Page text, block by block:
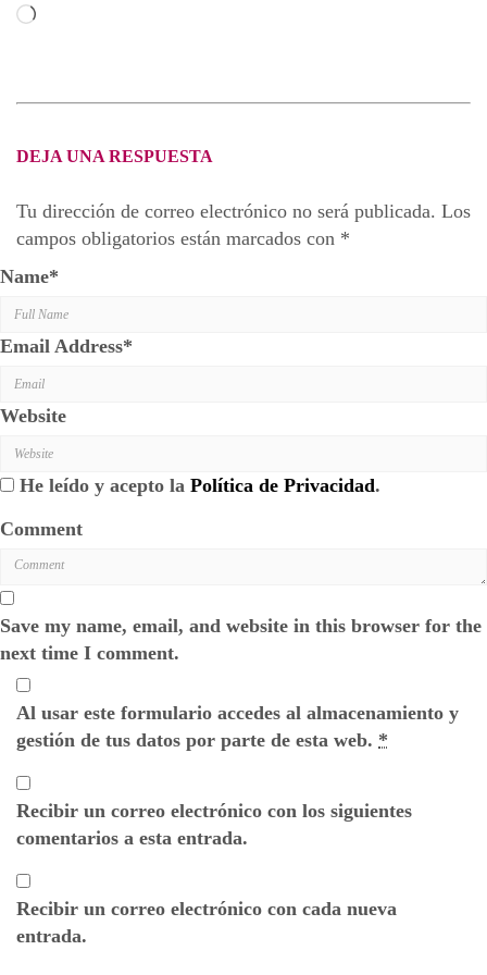
Cargando...
DEJA UNA RESPUESTA
Tu dirección de correo electrónico no será publicada. Los
campos obligatorios están marcados con *
Name*
Email Address*
Website
He leído y acepto la Política de Privacidad.
Comment
Save my name, email, and website in this browser for the
next time I comment.
Al usar este formulario accedes al almacenamiento y
gestión de tus datos por parte de esta web. *
Recibir un correo electrónico con los siguientes
comentarios a esta entrada.
Recibir un correo electrónico con cada nueva
entrada.